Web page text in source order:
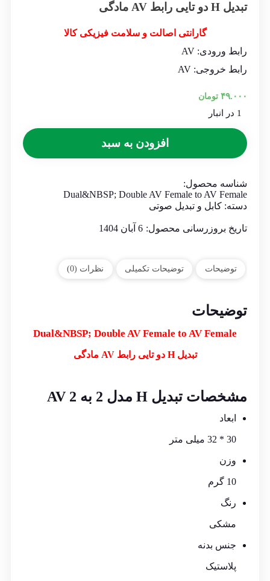
تبدیل H دو تایی رابط AV مادگی
گارانتی اصالت و سلامت فیزیکی کالا
رابط ورودی: AV
رابط خروجی: AV
۴۹.۰۰۰ تومان
1 در انبار
افزودن به سبد
شناسه محصول:
Dual&NBSP; Double AV Female to AV Female
دسته: کابل و تبدیل صوتی
تاریخ بروزرسانی محصول: 6 آبان 1404
توضیحات توضیحات تکمیلی نظرات (0)
توضیحات
Dual&NBSP; Double AV Female to AV Female
تبدیل H دو تایی رابط AV مادگی
مشخصات تبدیل H مدل 2 به 2 AV
ابعاد
30 * 32 میلی متر
وزن
10 گرم
رنگ
مشکی
جنس بدنه
پلاستیک